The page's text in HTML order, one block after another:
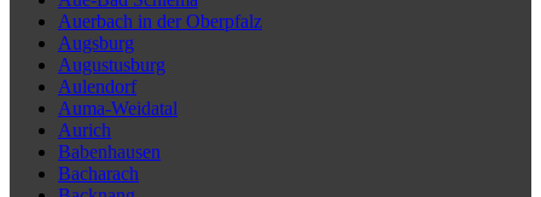
Auerbach in der Oberpfalz
Augsburg
Augustusburg
Aulendorf
Auma-Weidatal
Aurich
Babenhausen
Bacharach